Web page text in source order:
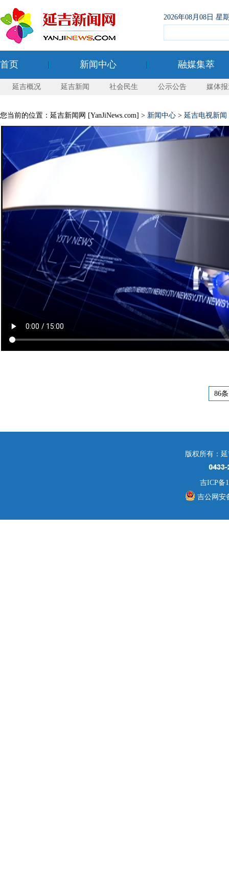
2026年08月08日 星
首页 新闻中心 融媒集萃
延吉概况 延吉新闻 社会民生 公示公告 媒体
您当前的位置：延吉新闻网 [YanJiNews.com] > 新闻中心 > 延吉电视新闻
86条
版权所有：
吉ICP备
吉公网安